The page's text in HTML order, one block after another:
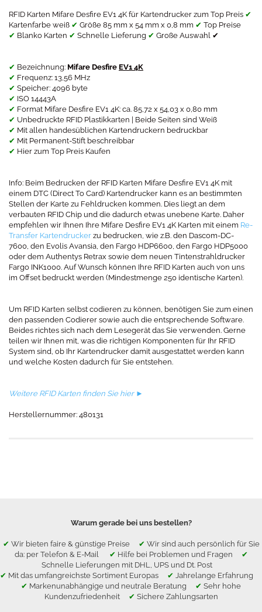
RFID Karten Mifare Desfire EV1 4K für Kartendrucker zum Top Preis ✔
Kartenfarbe weiß ✔ Größe 85 mm x 54 mm x 0,8 mm ✔ Top Preise
✔ Blanko Karten ✔ Schnelle Lieferung ✔ Große Auswahl ✔
✔ Bezeichnung: Mifare Desfire EV1 4K
✔ Frequenz: 13,56 MHz
✔ Speicher: 4096 byte
✔ ISO 14443A
✔ Format Mifare Desfire EV1 4K: ca. 85,72 x 54,03 x 0,80 mm
✔ Unbedruckte RFID Plastikkarten | Beide Seiten sind Weiß
✔ Mit allen handesüblichen Kartendruckern bedruckbar
✔ Mit Permanent-Stift beschreibbar
✔ Hier zum Top Preis Kaufen
Info: Beim Bedrucken der RFID Karten Mifare Desfire EV1 4K mit
einem DTC (Direct To Card) Kartendrucker kann es an bestimmten
Stellen der Karte zu Fehldrucken kommen. Dies liegt an dem
verbauten RFID Chip und die dadurch etwas unebene Karte. Daher
empfehlen wir Ihnen Ihre Mifare Desfire EV1 4K Karten mit einem Re-
Transfer Kartendrucker zu bedrucken, wie z.B. den Dascom-DC-
7600, den Evolis Avansia, den Fargo HDP6600, den Fargo HDP5000
oder dem Authentys Retrax sowie dem neuen Tintenstrahldrucker
Fargo INK1000. Auf Wunsch können Ihre RFID Karten auch von uns
im Offset bedruckt werden (Mindestmenge 250 identische Karten).
Um RFID Karten selbst codieren zu können, benötigen Sie zum einen
den passenden Codierer sowie auch die entsprechende Software.
Beides richtes sich nach dem Lesegerät das Sie verwenden. Gerne
teilen wir Ihnen mit, was die richtigen Komponenten für Ihr RFID
System sind, ob Ihr Kartendrucker damit ausgestattet werden kann
und welche Kosten dadurch für Sie entstehen.
Weitere RFID Karten finden Sie hier ►
Herstellernummer: 480131
Warum gerade bei uns bestellen?
✔ Wir bieten faire & günstige Preise ✔ Wir sind auch persönlich für Sie
da: per Telefon & E-Mail ✔ Hilfe bei Problemen und Fragen ✔
Schnelle Lieferungen mit DHL, UPS und Dt. Post
✔ Mit das umfangreichste Sortiment Europas ✔ Jahrelange Erfahrung
✔ Markenunabhängige und neutrale Beratung ✔ Sehr hohe
Kundenzufriedenheit ✔ Sichere Zahlungsarten